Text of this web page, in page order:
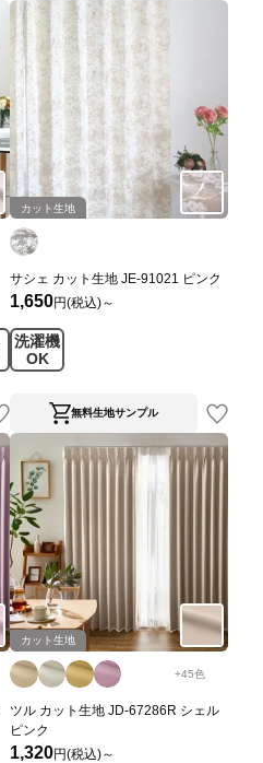
カット生地
サシェ カット生地 JE-91021 ピンク
1,650円(税込)～
洗濯機
OK
無料生地サンプル
カット生地
+45色
ツル カット生地 JD-67286R シェル
ピンク
1,320円(税込)～